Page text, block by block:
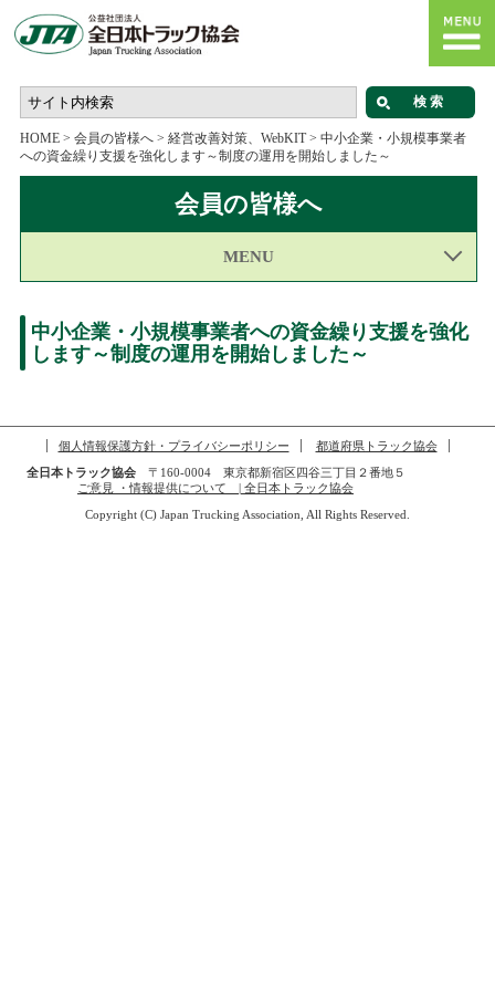
HOME> 会員の皆様へ> 経営改善対策、WebKIT> 中小企業・小規模事業者
への資金繰り支援を強化します～制度の運用を開始しました～
会員の皆様へ
MENU
中小企業・小規模事業者への資金繰り支援を強化
します～制度の運用を開始しました～
個人情報保護方針・プライバシーポリシー
都道府県トラック協会
全日本トラック協会〒160-0004 東京都新宿区四谷三丁目２番地５
ご意見 ・情報提供について | 全日本トラック協会
Copyright (C) Japan Trucking Association, All Rights Reserved.